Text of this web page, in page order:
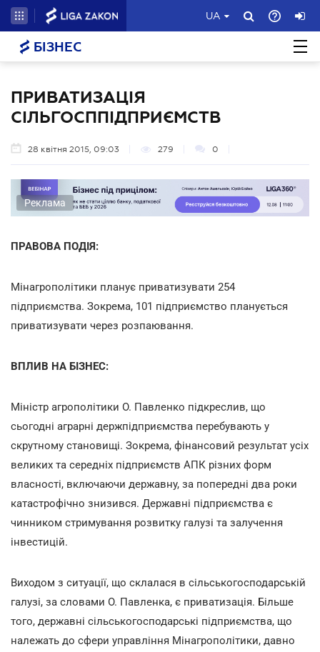
UA
БІЗНЕС
ПРИВАТИЗАЦІЯ
СІЛЬГОСППІДПРИЄМСТВ
28 квітня 2015, 09:03 279 0
Реклама
ПРАВОВА ПОДІЯ:
Мінагрополітики планує приватизувати 254
підприємства. Зокрема, 101 підприємство планується
приватизувати через розпаювання.
ВПЛИВ НА БІЗНЕС:
Міністр агрополітики О. Павленко підкреслив, що
сьогодні аграрні держпідприємства перебувають у
скрутному становищі. Зокрема, фінансовий результат усіх
великих та середніх підприємств АПК різних форм
власності, включаючи державну, за попередні два роки
катастрофічно знизився. Державні підприємства є
чинником стримування розвитку галузі та залучення
інвестицій.
Виходом з ситуації, що склалася в сільськогосподарській
галузі, за словами О. Павленка, є приватизація. Більше
того, державні сільськогосподарські підприємства, що
належать до сфери управління Мінагрополітики, давно